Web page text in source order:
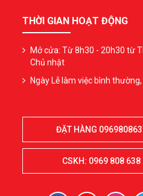
THỜI GIAN HOẠT ĐỘNG
Mở cửa: Từ 8h30 - 20h30 từ
Chủ nhật
Ngày Lễ làm việc bình
ĐẶT HÀNG
CSKH: 0969 808 638